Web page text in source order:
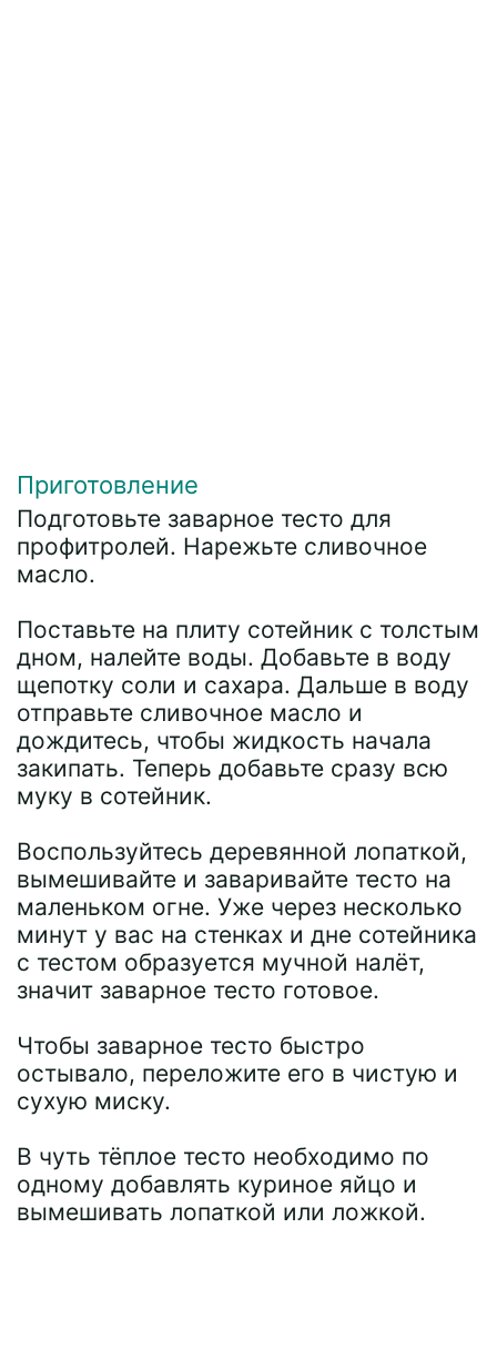
Приготовление
Подготовьте заварное тесто для
профитролей. Нарежьте сливочное
масло.
Поставьте на плиту сотейник с толстым
дном, налейте воды. Добавьте в воду
щепотку соли и сахара. Дальше в воду
отправьте сливочное масло и
дождитесь, чтобы жидкость начала
закипать. Теперь добавьте сразу всю
муку в сотейник.
Воспользуйтесь деревянной лопаткой,
вымешивайте и заваривайте тесто на
маленьком огне. Уже через несколько
минут у вас на стенках и дне сотейника
с тестом образуется мучной налёт,
значит заварное тесто готовое.
Чтобы заварное тесто быстро
остывало, переложите его в чистую и
сухую миску.
В чуть тёплое тесто необходимо по
одному добавлять куриное яйцо и
вымешивать лопаткой или ложкой.